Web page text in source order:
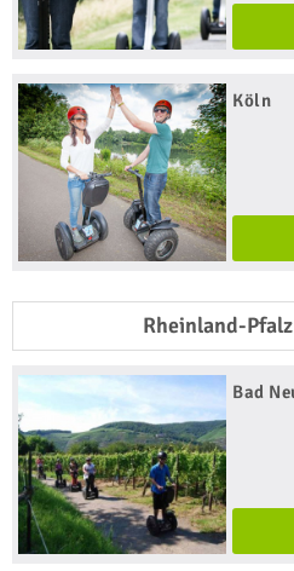
Köln
Rheinland-Pfalz
Bad